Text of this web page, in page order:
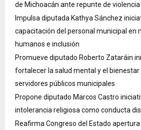
de Michoacán ante repunte de violencia
Impulsa diputada Kathya Sánchez
capacitación del personal municipal en
humanos e inclusión
Promueve diputado Roberto Zataráin
fortalecer la salud mental y el bienestar
servidores públicos municipales
Propone diputado Marcos Castro
intolerancia religiosa como conducta
Reafirma Congreso del Estado